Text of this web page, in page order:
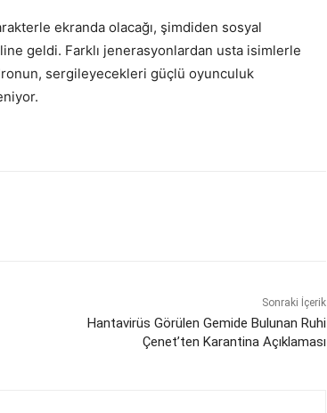
ekranda olacağı, şimdiden sosyal
geldi. Farklı jenerasyonlardan usta isimlerle
sergileyecekleri güçlü oyunculuk
Sonraki İçerik
Hantavirüs Görülen Gemide Bulunan Ruhi
Çenet’ten Karantina Açıklaması